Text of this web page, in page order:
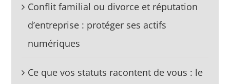
Conflit familial ou divorce et réputation
d’entreprise : protéger ses actifs
numériques
Ce que vos statuts racontent de vous : le